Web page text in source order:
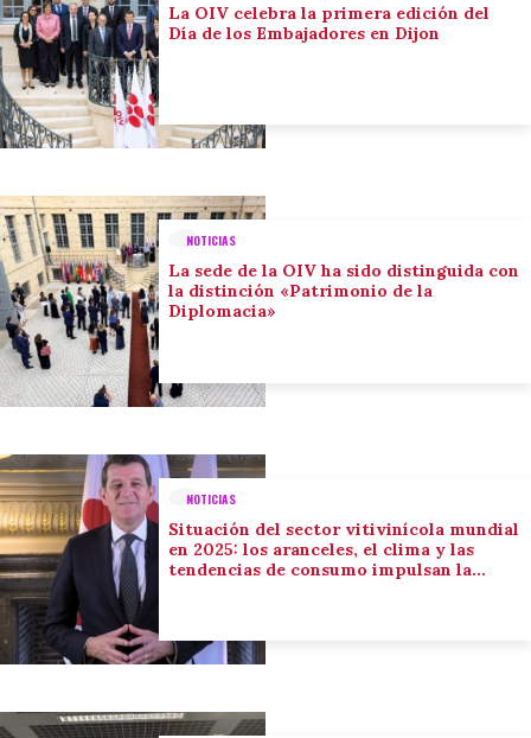
La OIV celebra la primera edición del
Día de los Embajadores en Dijon
NOTICIAS
La sede de la OIV ha sido distinguida con
la distinción «Patrimonio de la
Diplomacia»
NOTICIAS
Situación del sector vitivinícola mundial
en 2025: los aranceles, el clima y las
tendencias de consumo impulsan la